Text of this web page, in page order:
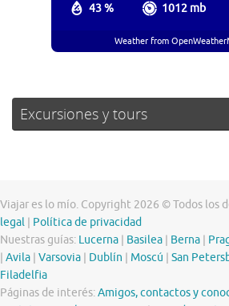
43 % 1012 mb
Weather from
Excursiones y tours
Viajar es lo mío. Copyright 2026 © Todos los
legal
Política de privacidad
Nuestras guías: Lucerna Basilea Berna
Avila Varsovia Dublín Moscú San
Filadelfia
Páginas de interés:Amigos, contactos y